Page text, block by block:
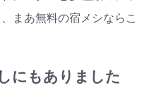
まあ無料の宿メシならこ
にもありました